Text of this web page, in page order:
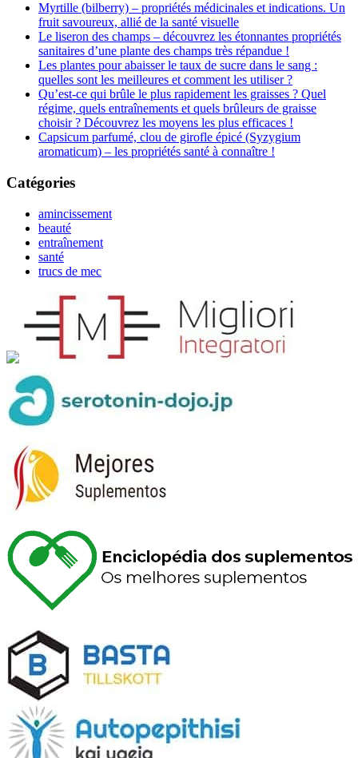
Myrtille (bilberry) – propriétés médicinales et indications. Un
fruit savoureux, allié de la santé visuelle
Le liseron des champs – découvrez les étonnantes propriétés
sanitaires d’une plante des champs très répandue !
Les plantes pour abaisser le taux de sucre dans le sang :
quelles sont les meilleures et comment les utiliser ?
Qu’est-ce qui brûle le plus rapidement les graisses ? Quel
régime, quels entraînements et quels brûleurs de graisse
choisir ? Découvrez les moyens les plus efficaces !
Capsicum parfumé, clou de girofle épicé (Syzygium
aromaticum) – les propriétés santé à connaître !
Catégories
amincissement
beauté
entraînement
santé
trucs de mec